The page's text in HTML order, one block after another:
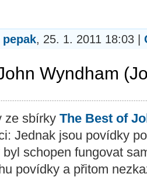
pepak, 25. 1. 2011 18:03 |
Wyndham
ze sbírky The Best of
Jednak jsou povídky
schopen fungovat
povídky a přitom